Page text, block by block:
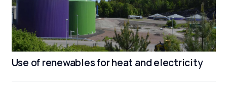
Use of renewables for heat and electricity